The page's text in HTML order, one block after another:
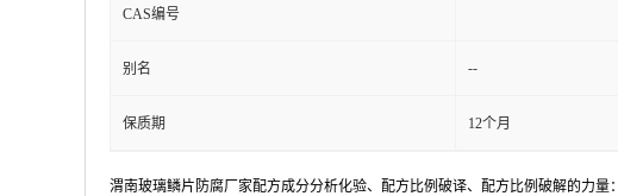
CAS编号
别名 --
保质期 12个月
渭南玻璃鳞片防腐厂家配方成分分析化验、配方比例破译、配方比例破解的力量：